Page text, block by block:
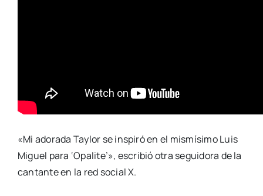
«Mi adorada Taylor se inspiró en el mismísimo Luis
Miguel para ‘Opalite’», escribió otra seguidora de la
cantante en la red social X.